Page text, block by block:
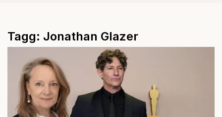
Tagg: Jonathan Glazer